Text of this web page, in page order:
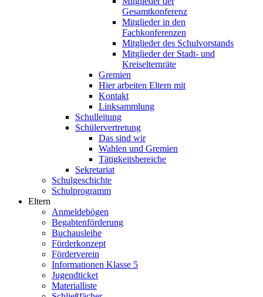
Gesamtkonferenz
Mitglieder in den
Fachkonferenzen
Mitglieder des Schulvorstands
Mitglieder der Stadt- und
Kreiselternräte
Gremien
Hier arbeiten Eltern mit
Kontakt
Linksammlung
Schulleitung
Schülervertretung
Das sind wir
Wahlen und Gremien
Tätigkeitsbereiche
Sekretariat
Schulgeschichte
Schulprogramm
Eltern
Anmeldebögen
Begabtenförderung
Buchausleihe
Förderkonzept
Förderverein
Informationen Klasse 5
Jugendticket
Materialliste